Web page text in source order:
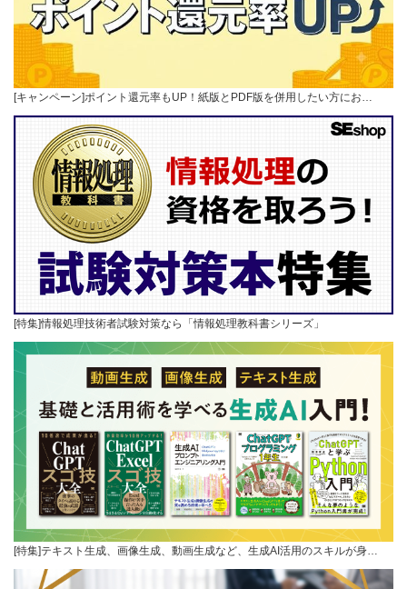
[キャンペーン]ポイント還元率もUP！紙版とPDF版を併用したい方にお…
[特集]情報処理技術者試験対策なら「情報処理教科書シリーズ」
[特集]テキスト生成、画像生成、動画生成など、生成AI活用のスキルが身…